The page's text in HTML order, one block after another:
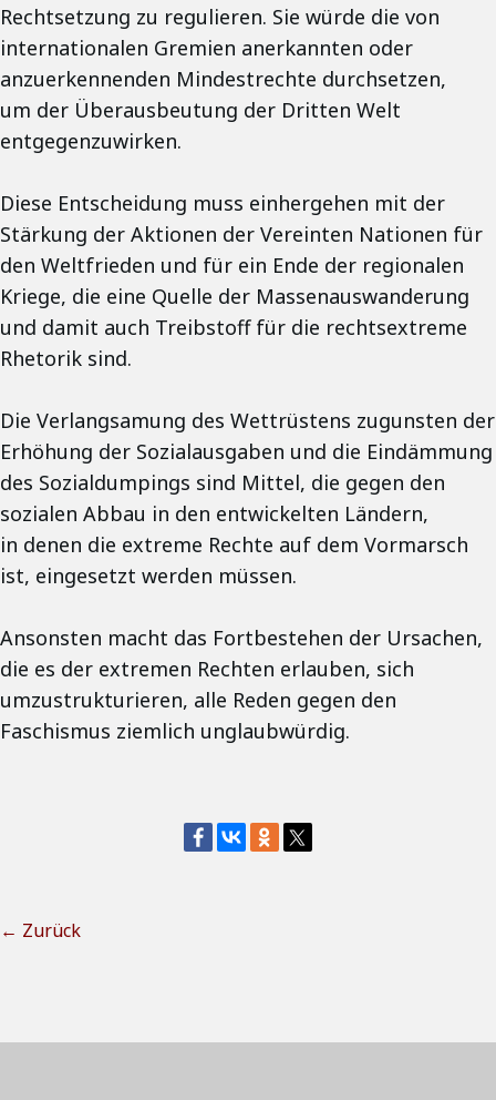
Rechtsetzung zu regulieren. Sie würde die von
internationalen Gremien anerkannten oder
anzuerkennenden Mindestrechte durchsetzen,
um der Überausbeutung der Dritten Welt
entgegenzuwirken.
Diese Entscheidung muss einhergehen mit der
Stärkung der Aktionen der Vereinten Nationen für
den Weltfrieden und für ein Ende der regionalen
Kriege, die eine Quelle der Massenauswanderung
und damit auch Treibstoff für die rechtsextreme
Rhetorik sind.
Die Verlangsamung des Wettrüstens zugunsten der
Erhöhung der Sozialausgaben und die Eindämmung
des Sozialdumpings sind Mittel, die gegen den
sozialen Abbau in den entwickelten Ländern,
in denen die extreme Rechte auf dem Vormarsch
ist, eingesetzt werden müssen.
Ansonsten macht das Fortbestehen der Ursachen,
die es der extremen Rechten erlauben, sich
umzustrukturieren, alle Reden gegen den
Faschismus ziemlich unglaubwürdig.
← Zurück